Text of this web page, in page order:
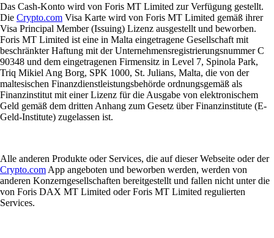
Das Cash-Konto wird von Foris MT Limited zur Verfügung gestellt.
Die Crypto.com Visa Karte wird von Foris MT Limited gemäß ihrer
Visa Principal Member (Issuing) Lizenz ausgestellt und beworben.
Foris MT Limited ist eine in Malta eingetragene Gesellschaft mit
beschränkter Haftung mit der Unternehmensregistrierungsnummer C
90348 und dem eingetragenen Firmensitz in Level 7, Spinola Park,
Triq Mikiel Ang Borg, SPK 1000, St. Julians, Malta, die von der
maltesischen Finanzdienstleistungsbehörde ordnungsgemäß als
Finanzinstitut mit einer Lizenz für die Ausgabe von elektronischem
Geld gemäß dem dritten Anhang zum Gesetz über Finanzinstitute (E-
Geld-Institute) zugelassen ist.
Alle anderen Produkte oder Services, die auf dieser Webseite oder der
Crypto.com App angeboten und beworben werden, werden von
anderen Konzerngesellschaften bereitgestellt und fallen nicht unter die
von Foris DAX MT Limited oder Foris MT Limited regulierten
Services.